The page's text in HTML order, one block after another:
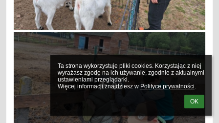
Ta strona wykorzystuje pliki cookies. Korzystając z niej
wyrażasz zgodę na ich używanie, zgodnie z aktualnymi
ustawieniami przeglądarki.
Więcej informacji znajdziesz w Polityce prywatności.
OK
98